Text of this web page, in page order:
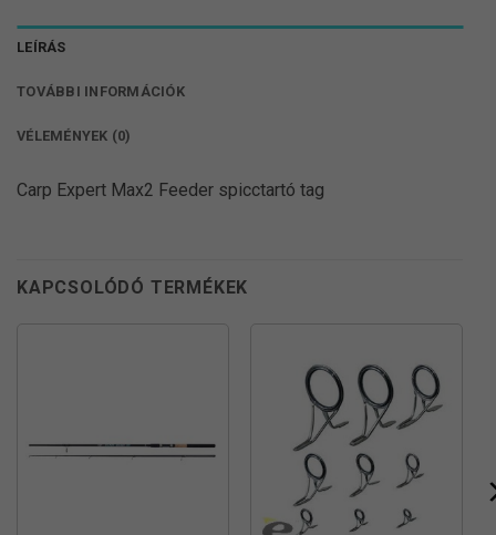
LEÍRÁS
TOVÁBBI INFORMÁCIÓK
VÉLEMÉNYEK (0)
Carp Expert Max2 Feeder spicctartó tag
KAPCSOLÓDÓ TERMÉKEK